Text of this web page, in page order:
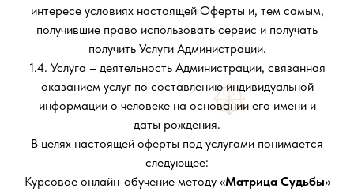
интересе условиях настоящей Оферты и, тем самым,
получившие право использовать сервис и получать
получить Услуги Администрации.
1.4. Услуга – деятельность Администрации, связанная
оказанием услуг по составлению индивидуальной
информации о человеке на основании его имени и
даты рождения.
В целях настоящей оферты под услугами понимается
следующее:
Курсовое онлайн-обучение методу «Матрица Судьбы»